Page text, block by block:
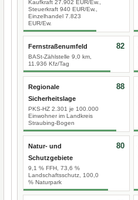
Kaufkraft 27.902 EUR/Ew.,
Steuerkraft 940 EUR/Ew.,
Einzelhandel 7.823
EUR/Ew.
Fernstraßenumfeld
BASt-Zählstelle 9,0 km,
11.936 Kfz/Tag
82
Regionale
Sicherheitslage
PKS-HZ 2.301 je 100.000
Einwohner im Landkreis
Straubing-Bogen
88
Natur- und
Schutzgebiete
9,1 % FFH, 73,6 %
Landschaftsschutz, 100,0
% Naturpark
80